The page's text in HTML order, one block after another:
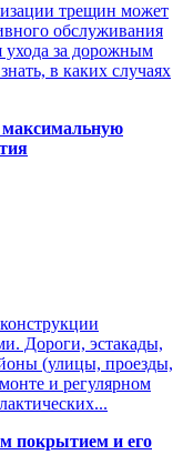
трещин может
обслуживания
ухода за дорожным
в каких случаях
максимальную
Дороги, эстакады,
(улицы, проезды,
и регулярном
покрытием и его